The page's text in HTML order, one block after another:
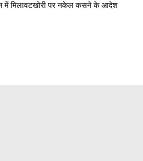
में मिलावटखोरी पर नकेल कसने के आदेश